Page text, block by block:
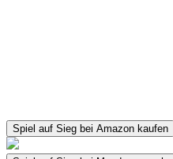
Spiel auf Sieg bei Amazon kaufen